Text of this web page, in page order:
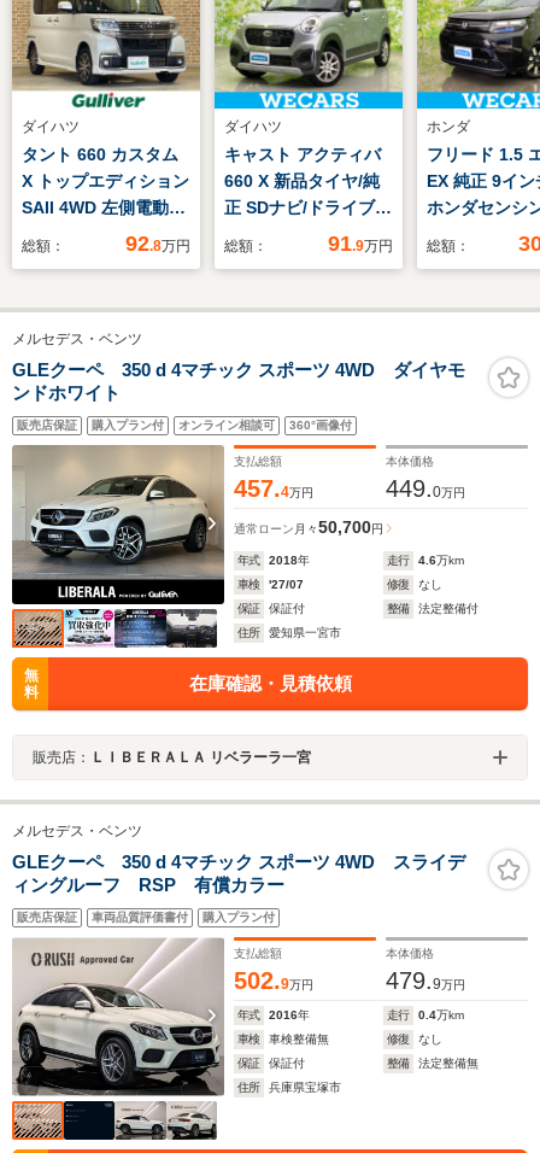
ダイハツ
タント 660 カスタム
X トップエディション
SAII 4WD 左側電動ド
ア 社外ナビ フルセグ
総額： 92.8万円
ダイハツ
キャスト アクティバ
660 X 新品タイヤ/純
正 SDナビ/ドライブレ
コーダー 社外/ヘッド
続/ETC/EBD付ABS/横
リングストップ/バッ
総額： 91.9万円
ホンダ
フリード 1.5
EX 純正 9イ
ホンダセンシ
側電動スライ
テム/シート
ヘッドランプ
LED/USBジャ
総額：
メルセデス・ベンツ
GLEクーペ 350 d 4マチック スポーツ 4WD ダイヤモ
ンドホワイト
販売店保証 購入プラン付 オンライン相談可 360°画像付
支払総額
457.4万円
本体価格
449.0万円
通常ローン 月々50,700円
年式 2018年 走行 4.6万km
車検
'27/07 修復
なし
保証
保証付 整備
法定整備付
住所
愛知県一宮市
無
料
在庫確認・見積依頼
販売店： ＬＩＢＥＲＡＬＡ リベラーラ一宮
メルセデス・ベンツ
GLEクーペ 350 d 4マチック スポーツ 4WD スライデ
ィングルーフ RSP 有償カラー
販売店保証 車両品質評価書付 購入プラン付
支払総額
502.9万円
本体価格
479.9万円
年式 2016年 走行 0.4万km
車検
車検整備無 修復
なし
保証
保証付 整備
法定整備無
住所
兵庫県宝塚市